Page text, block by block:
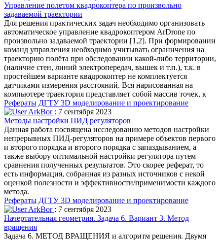
Управление полетом квадрокоптера по произвольно
задаваемой траектории
Для решения практических задач необходимо организовать
автоматическое управление квадрокоптером ArDrone по
произвольно задаваемой траектории [1,2]. При формировании
команд управления необходимо учитывать ограничения на
траекторию полёта при обследовании какой-либо территории,
(наличие стен, линий электропередач, вышек и т.п.), т.к. в
простейшем варианте квадрокоптер не комплектуется
датчиками измерения расстояний. Вся нарисованная на
компьютере траектория представляет собой массив точек, к
Рефераты ДГТУ3D моделирование и проектирование
ArkBor : 7 сентября 2023
Методы настройки ПИД регуляторов
Данная работа посвящена исследованию методов настройки
непрерывных ПИД-регуляторов на примере объектов первого
и второго порядка и второго порядка с запаздыванием, а
также выбору оптимальной настройки регулятора путем
сравнения полученных результатов. Это скорее реферат, то
есть информация, собранная из разных источников с некой
оценкой полезности и эффективности/применимости каждого
метода.
Рефераты ДГТУ3D моделирование и проектирование
ArkBor : 7 сентября 2023
Начертательная геометрия. Задача 6. Вариант 3. Метод
вращения
Задача 6. МЕТОД ВРАЩЕНИЯ и алгоритм решения. Двумя